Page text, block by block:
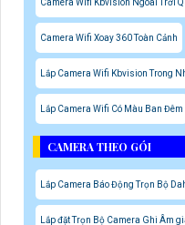
Camera Wifi Kbvision Ngoài Trời
Camera Wifi Xoay 360 Toàn Cảnh
Lắp Camera Wifi Kbvision Trong
Lắp Camera Wifi Có Màu Ban Đêm
CAMERA THEO GÓI
Lắp Camera Báo Động Trọn Bộ
Lắp đặt Trọn Bộ Camera Ghi Âm